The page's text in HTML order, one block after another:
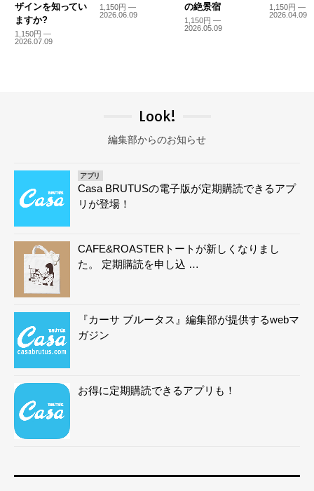
ザインを知ってい
ますか?
1,150円 —
2026.07.09
1,150円 —
2026.06.09
の絶景宿
1,150円 —
2026.05.09
1,150円 —
2026.04.09
Look!
編集部からのお知らせ
アプリ
Casa BRUTUSの電子版が定期購読できるアプ
リが登場！
CAFE&ROASTERトートが新しくなりまし
た。 定期購読を申し込 …
『カーサ ブルータス』編集部が提供するwebマ
ガジン
お得に定期購読できるアプリも！